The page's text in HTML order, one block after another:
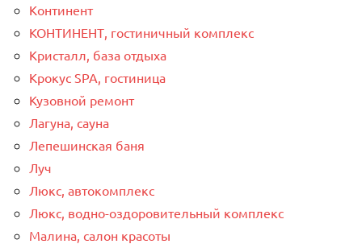
Континент
КОНТИНЕНТ, гостиничный комплекс
Кристалл, база отдыха
Крокус SPA, гостиница
Кузовной ремонт
Лагуна, сауна
Лепешинская баня
Луч
Люкс, автокомплекс
Люкс, водно-оздоровительный комплекс
Малина, салон красоты